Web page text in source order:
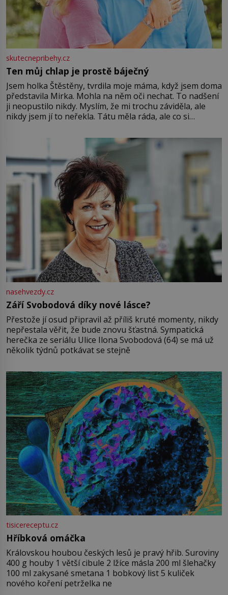
skutecnepribehy.cz
Ten můj chlap je prostě báječný
Jsem holka Štěstěny, tvrdila moje máma, když jsem doma
představila Mirka. Mohla na něm oči nechat. To nadšení
ji neopustilo nikdy. Myslím, že mi trochu záviděla, ale
nikdy jsem jí to neřekla. Tátu měla ráda, ale co si
Jsme spolu moc rádi Tehdy byla jiná doba, když
nasehvezdy.cz
Září Svobodová díky nové lásce?
Přestože jí osud připravil až příliš kruté momenty, nikdy
nepřestala věřit, že bude znovu šťastná. Sympatická
herečka ze seriálu Ulice Ilona Svobodová (64) se má už
několik týdnů potkávat se stejně
tisicereceptu.cz
Hříbková omáčka
Královskou houbou českých lesů je pravý hřib. Suroviny
400 g houby 1 větší cibule 2 lžíce másla 200 ml šlehačky
100 ml zakysané smetana 1 bobkový list 5 kuliček
nového koření petrželka ne